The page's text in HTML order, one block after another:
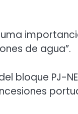
de agua”.
bloque PJ-